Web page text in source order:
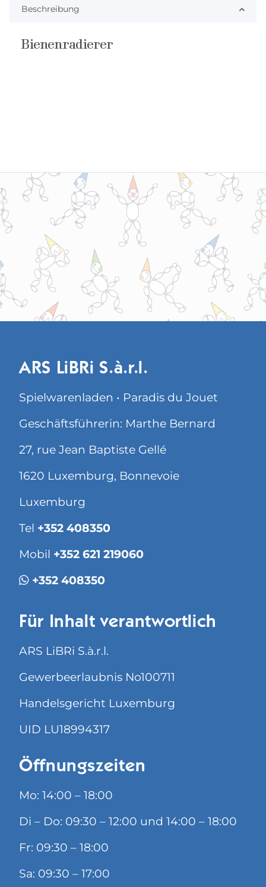
Beschreibung
Bienenradierer
ARS LiBRi S.à.r.l.
Spielwarenladen • Paradis du Jouet
Geschäftsführerin: Marthe Bernard
27, rue Jean Baptiste Gellé
1620 Luxemburg, Bonnevoie
Luxemburg
Tel +352 408350
Mobil +352 621 219060
+352 408350
Für Inhalt verantwortlich
ARS LiBRi S.à.r.l.
Gewerbeerlaubnis No100711
Handelsgericht Luxemburg
UID LU18994317
Öffnungszeiten
Mo: 14:00 – 18:00
Di – Do: 09:30 – 12:00 und 14:00 – 18:00
Fr: 09:30 – 18:00
Sa: 09:30 – 17:00